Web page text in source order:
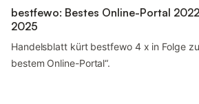
bestfewo: Bestes Online-Portal
2025
Handelsblatt kürt bestfewo 4 x in Folge
bestem Online-Portal“.